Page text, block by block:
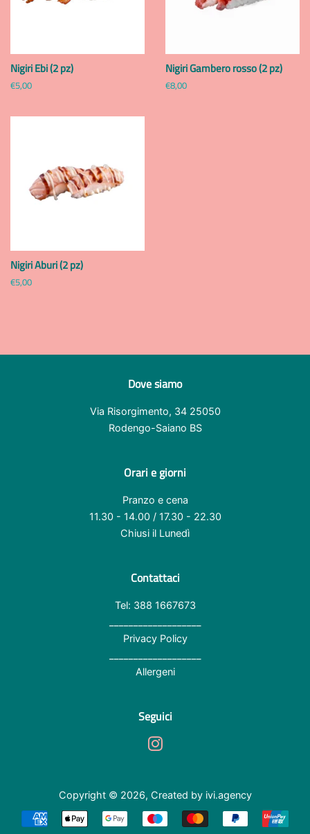
Nigiri Ebi (2 pz)
Prezzo
€5,00
Nigiri Gambero rosso (2 pz)
Prezzo
€8,00
Nigiri Aburi (2 pz)
Prezzo
€5,00
Dove siamo
Via Risorgimento, 34 25050
Rodengo-Saiano BS
Orari e giorni
Pranzo e cena
11.30 - 14.00 / 17.30 - 22.30
Chiusi il Lunedì
Contattaci
Tel: 388 1667673
Privacy Policy
Allergeni
Seguici
Copyright © 2026, Created by ivi.agency
Modalità